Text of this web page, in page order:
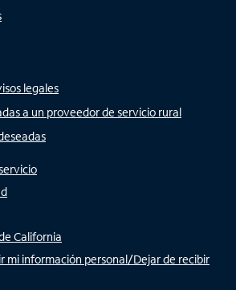
legales
a un proveedor de servicio rural
California
mi información personal/Dejar de recibir